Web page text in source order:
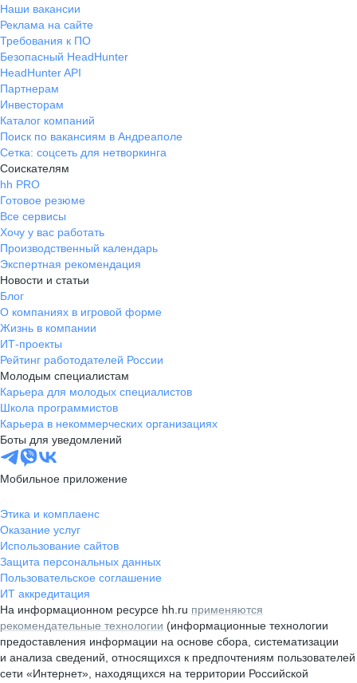
Наши вакансии
Реклама на сайте
Требования к ПО
Безопасный HeadHunter
HeadHunter API
Партнерам
Инвесторам
Каталог компаний
Поиск по вакансиям в Андреаполе
Сетка: соцсеть для нетворкинга
Соискателям
hh PRO
Готовое резюме
Все сервисы
Хочу у вас работать
Производственный календарь
Экспертная рекомендация
Новости и статьи
Блог
О компаниях в игровой форме
Жизнь в компании
ИТ-проекты
Рейтинг работодателей России
Молодым специалистам
Карьера для молодых специалистов
Школа программистов
Карьера в некоммерческих организациях
Боты для уведомлений
Мобильное приложение
Этика и комплаенс
Оказание услуг
Использование сайтов
Защита персональных данных
Пользовательское соглашение
ИТ аккредитация
На информационном ресурсе hh.ru применяются
рекомендательные технологии (информационные технологии
предоставления информации на основе сбора, систематизации
и анализа сведений, относящихся к предпочтениям пользователей
сети «Интернет», находящихся на территории Российской